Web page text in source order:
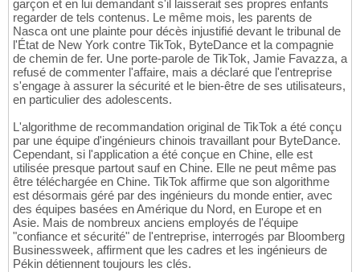
garçon et en lui demandant s'il laisserait ses propres enfants
regarder de tels contenus. Le même mois, les parents de
Nasca ont une plainte pour décès injustifié devant le tribunal de
l'État de New York contre TikTok, ByteDance et la compagnie
de chemin de fer. Une porte-parole de TikTok, Jamie Favazza, a
refusé de commenter l'affaire, mais a déclaré que l'entreprise
s'engage à assurer la sécurité et le bien-être de ses utilisateurs,
en particulier des adolescents.
L'algorithme de recommandation original de TikTok a été conçu
par une équipe d'ingénieurs chinois travaillant pour ByteDance.
Cependant, si l'application a été conçue en Chine, elle est
utilisée presque partout sauf en Chine. Elle ne peut même pas
être téléchargée en Chine. TikTok affirme que son algorithme
est désormais géré par des ingénieurs du monde entier, avec
des équipes basées en Amérique du Nord, en Europe et en
Asie. Mais de nombreux anciens employés de l'équipe
"confiance et sécurité" de l'entreprise, interrogés par Bloomberg
Businessweek, affirment que les cadres et les ingénieurs de
Pékin détiennent toujours les clés.